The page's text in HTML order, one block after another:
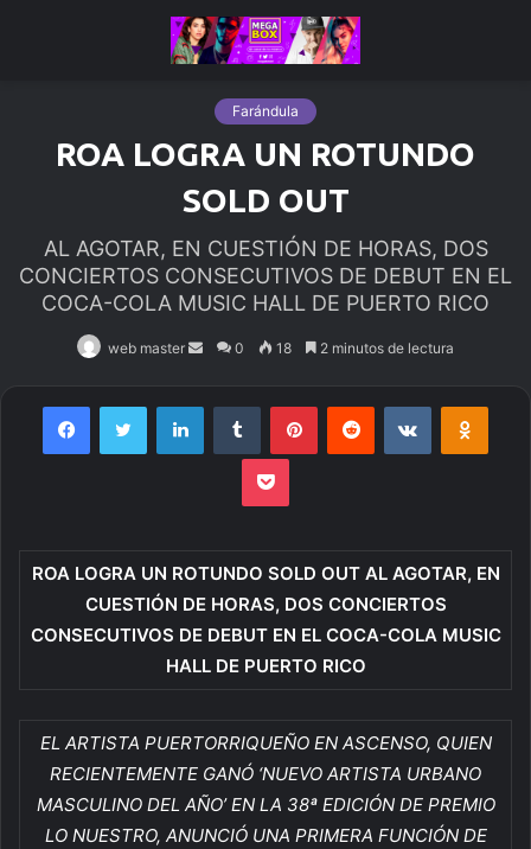
Farándula
ROA LOGRA UN ROTUNDO
SOLD OUT
AL AGOTAR, EN CUESTIÓN DE HORAS, DOS
CONCIERTOS CONSECUTIVOS DE DEBUT EN EL
COCA-COLA MUSIC HALL DE PUERTO RICO
web master
Send
email
0 18 2 minutos de lectura
Pocket
ROA LOGRA UN ROTUNDO SOLD OUT AL AGOTAR, EN
CUESTIÓN DE HORAS, DOS CONCIERTOS
CONSECUTIVOS DE DEBUT EN EL COCA-COLA MUSIC
HALL DE PUERTO RICO
EL ARTISTA PUERTORRIQUEÑO EN ASCENSO, QUIEN
RECIENTEMENTE GANÓ ‘NUEVO ARTISTA URBANO
MASCULINO DEL AÑO’ EN LA 38ª EDICIÓN DE PREMIO
LO NUESTRO, ANUNCIÓ UNA PRIMERA FUNCIÓN DE